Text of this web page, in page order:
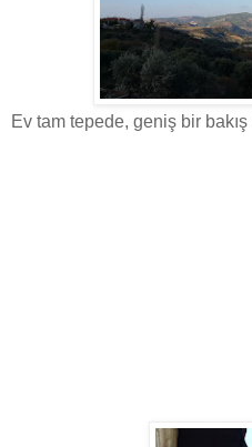
Ev tam tepede, geniş bir bakış